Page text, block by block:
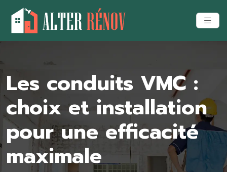
Les conduits VMC :
choix et installation
pour une efficacité
maximale